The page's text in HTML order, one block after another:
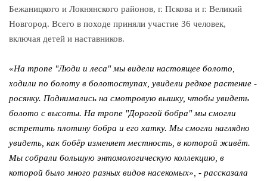
Бежаницкого и Локнянского районов, г. Пскова и г. Великий
Новгород. Всего в походе приняли участие 36 человек,
включая детей и наставников.
«На тропе "Люди и леса" мы видели настоящее болото,
ходили по болоту в болотоступах, увидели редкое растение -
росянку. Поднимались на смотровую вышку, чтобы увидеть
болото с высоты. На тропе "Дорогой бобра" мы смогли
встретить плотину бобра и его хатку. Мы смогли наглядно
увидеть, как бобёр изменяет местность, в которой живёт.
Мы собрали большую энтомологическую коллекцию, в
которой было много разных видов насекомых», - рассказала